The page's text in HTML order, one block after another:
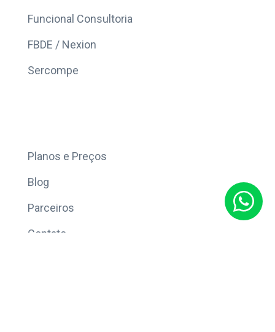
Funcional Consultoria
FBDE / Nexion
Sercompe
Planos e Preços
Blog
Parceiros
Contato